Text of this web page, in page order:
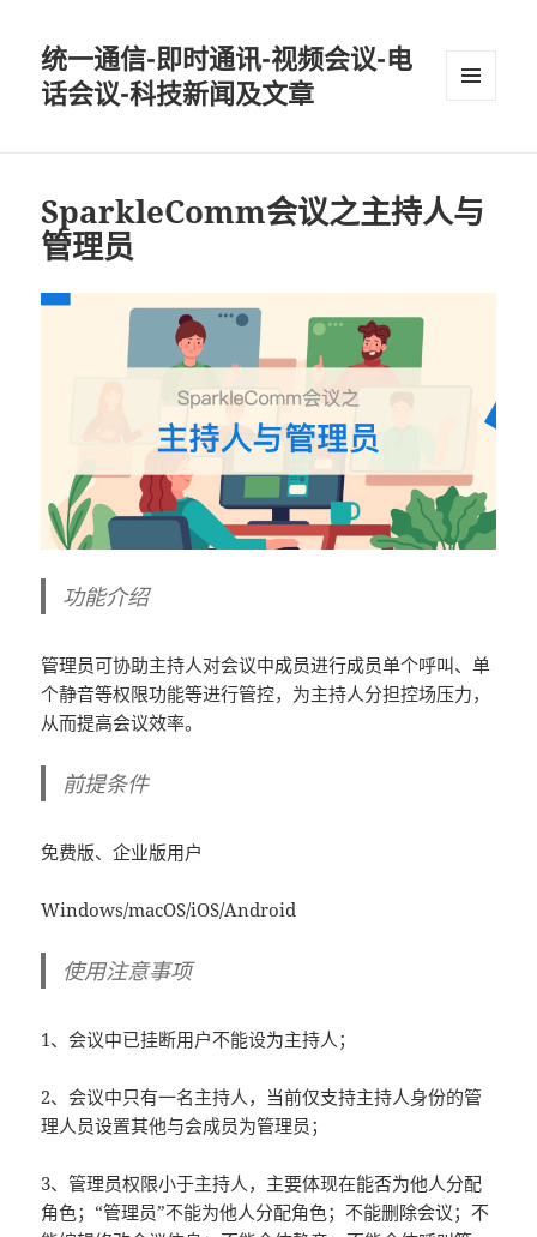
统一通信-即时通讯-视频会议-电
话会议-科技新闻及文章
SparkleComm会议之主持人与
管理员
功能介绍
管理员可协助主持人对会议中成员进行成员单个呼叫、单
个静音等权限功能等进行管控，为主持人分担控场压力，
从而提高会议效率。
前提条件
免费版、企业版用户
Windows/macOS/iOS/Android
使用注意事项
1、会议中已挂断用户不能设为主持人；
2、会议中只有一名主持人，当前仅支持主持人身份的管
理人员设置其他与会成员为管理员；
3、管理员权限小于主持人，主要体现在能否为他人分配
角色；“管理员”不能为他人分配角色；不能删除会议；不